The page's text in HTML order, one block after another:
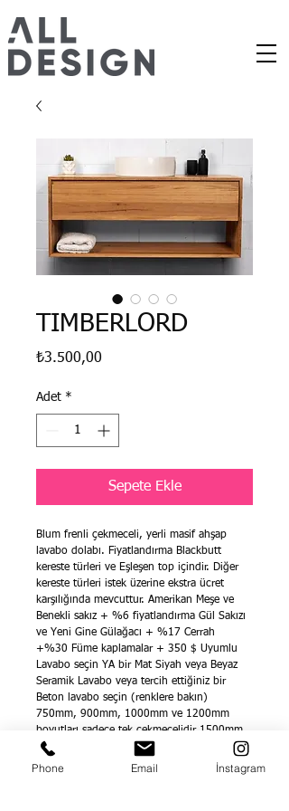
TIMBERLORD
₺3.500,00
Adet *
Sepete Ekle
Blum frenli çekmeceli, yerli masif ahşap
lavabo dolabı. Fiyatlandırma Blackbutt
kereste türleri ve Eşleşen top içindir. Diğer
kereste türleri istek üzerine ekstra ücret
karşılığında mevcuttur. Amerikan Meşe ve
Benekli sakız + %6 fiyatlandırma Gül Sakızı
ve Yeni Gine Gülağacı + %17 Cerrah
+%30 Füme kaplamalar + 350 $ Uyumlu
Lavabo seçin YA bir Mat Siyah veya Beyaz
Seramik Lavabo veya tercih ettiğiniz bir
Beton lavabo seçin (renklere bakın)
750mm, 900mm, 1000mm ve 1200mm
boyutları sadece tek çekmecelidir 1500mm
boyutunda 3x çekmeceli (resimde olduğu
gibi) Herhangi bir sorunuz veya daha fazla
Phone Email İnstagram